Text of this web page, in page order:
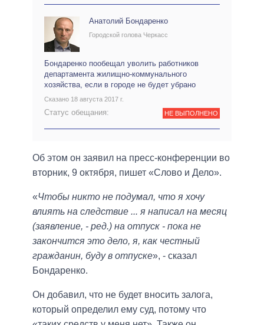
Анатолий Бондаренко
Городской голова Черкасс
Бондаренко пообещал уволить работников
департамента жилищно-коммунального
хозяйства, если в городе не будет убрано
Сказано 18 августа 2017 г.
Статус обещания: НЕ ВЫПОЛНЕНО
Об этом он заявил на пресс-конференции во
вторник, 9 октября, пишет «Слово и Дело».
«Чтобы никто не подумал, что я хочу
влиять на следствие ... я написал на месяц
(заявление, - ред.) на отпуск - пока не
закончится это дело, я, как честный
гражданин, буду в отпуске», - сказал
Бондаренко.
Он добавил, что не будет вносить залога,
который определил ему суд, потому что